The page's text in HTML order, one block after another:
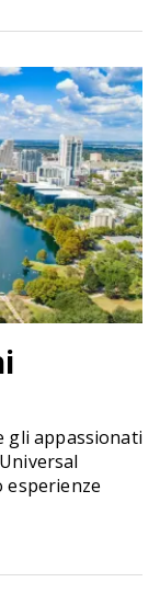
gli appassionati